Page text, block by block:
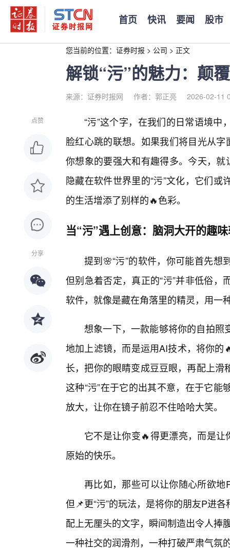
首页 快讯 要闻 股市
您当前的位置： 证券时报 > 公司 > 正文
解锁“污”的魅力：颠
来源：证券时报网 作者：郭正亮 2026-02-11
点赞
分享
“污”这个字，在我们的日常语境
脸红心跳的联想。如果我们将目光从
你想象的要强大和有趣得多。今天，
隐藏在软件世界里的“污”文化，它们
的生活增添了别样的🔥色彩。
当“污”遇上创意：脑洞大开的趣
提到🌸“污”的软件，你可能首先
但别急着否定，真正的“污”并非低俗
软件，就像是藏在角落里的精灵，用一
想象一下，一款能够将你的自拍照
地加上滤镜，而是运用AI技术，将你
长，把你的眼睛变成豆豆眼，再配上
这种“污”在于它的出其不意，在于它
放大，让你在镜子前忍不住哈哈大笑。
它不是让你变🔥得更漂亮，而是让
原始的快乐。
再比如，那些可以让你随心所欲
但📌更“污”的玩法，是将你的朋友P进
配上无厘头的文字，瞬间制造出令人捧
一种社交的润滑剂，一种打破严肃气氛